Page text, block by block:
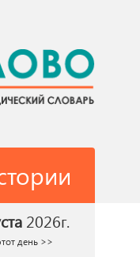
2026г.
день >>